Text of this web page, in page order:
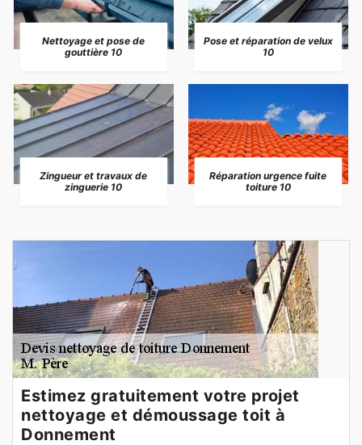
Nettoyage et pose de
gouttière 10
Pose et réparation de velux
10
Zingueur et travaux de
zinguerie 10
Réparation urgence fuite
toiture 10
Estimez gratuitement votre projet
nettoyage et démoussage toit à
Donnement